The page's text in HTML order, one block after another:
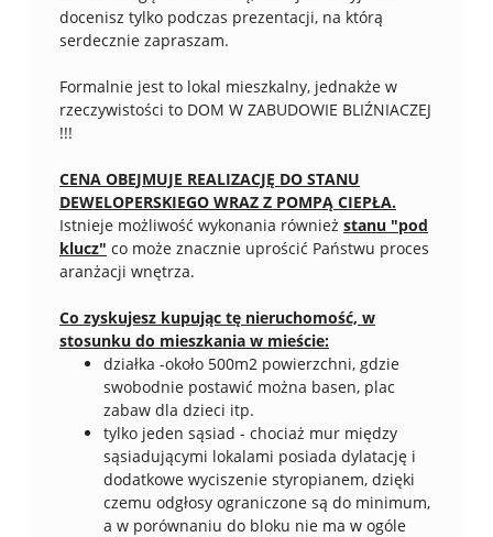
docenisz tylko podczas prezentacji, na którą
serdecznie zapraszam.
Formalnie jest to lokal mieszkalny, jednakże w
rzeczywistości to DOM W ZABUDOWIE BLIŹNIACZEJ
!!!
CENA OBEJMUJE REALIZACJĘ DO STANU
DEWELOPERSKIEGO WRAZ Z POMPĄ CIEPŁA.
Istnieje możliwość wykonania również stanu "pod
klucz" co może znacznie uprościć Państwu proces
aranżacji wnętrza.
Co zyskujesz kupując tę nieruchomość, w
stosunku do mieszkania w mieście:
działka -około 500m2 powierzchni, gdzie
swobodnie postawić można basen, plac
zabaw dla dzieci itp.
tylko jeden sąsiad - chociaż mur między
sąsiadującymi lokalami posiada dylatację i
dodatkowe wyciszenie styropianem, dzięki
czemu odgłosy ograniczone są do minimum,
a w porównaniu do bloku nie ma w ogóle